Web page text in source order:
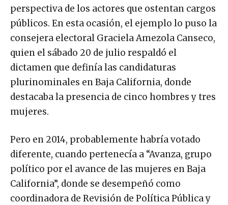
perspectiva de los actores que ostentan cargos
públicos. En esta ocasión, el ejemplo lo puso la
consejera electoral Graciela Amezola Canseco,
quien el sábado 20 de julio respaldó el
dictamen que definía las candidaturas
plurinominales en Baja California, donde
destacaba la presencia de cinco hombres y tres
mujeres.
Pero en 2014, probablemente habría votado
diferente, cuando pertenecía a “Avanza, grupo
político por el avance de las mujeres en Baja
California”, donde se desempeñó como
coordinadora de Revisión de Política Pública y